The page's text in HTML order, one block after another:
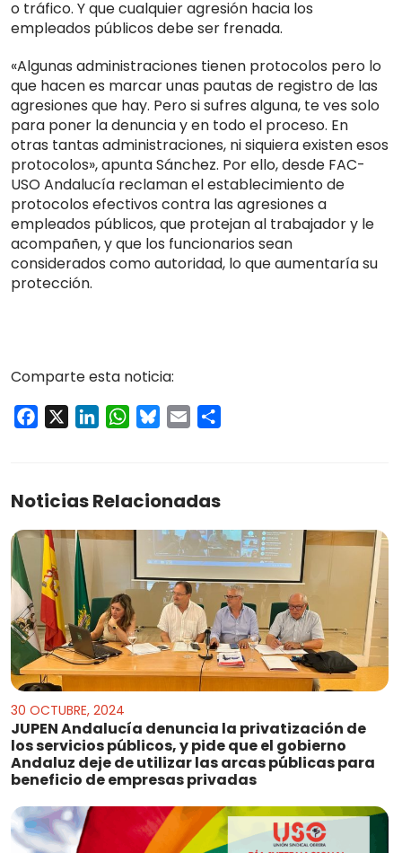
o tráfico. Y que cualquier agresión hacia los
empleados públicos debe ser frenada.
«Algunas administraciones tienen protocolos pero lo
que hacen es marcar unas pautas de registro de las
agresiones que hay. Pero si sufres alguna, te ves solo
para poner la denuncia y en todo el proceso. En
otras tantas administraciones, ni siquiera existen esos
protocolos», apunta Sánchez. Por ello, desde FAC-
USO Andalucía reclaman el establecimiento de
protocolos efectivos contra las agresiones a
empleados públicos, que protejan al trabajador y le
acompañen, y que los funcionarios sean
considerados como autoridad, lo que aumentaría su
protección.
Comparte esta noticia:
Facebook LinkedInWhatsApp
Bluesky
Email
Noticias Relacionadas
30 OCTUBRE, 2024
JUPEN Andalucía denuncia la privatización de
los servicios públicos, y pide que el gobierno
Andaluz deje de utilizar las arcas públicas para
beneficio de empresas privadas